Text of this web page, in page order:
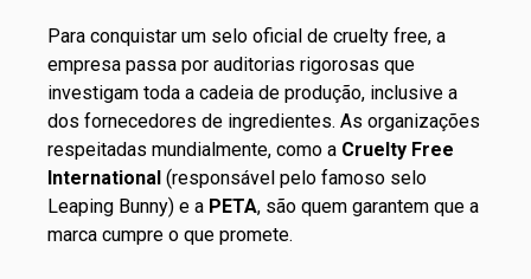
Para conquistar um selo oficial de cruelty free, a
empresa passa por auditorias rigorosas que
investigam toda a cadeia de produção, inclusive a
dos fornecedores de ingredientes. As organizações
respeitadas mundialmente, como a Cruelty Free
International (responsável pelo famoso selo
Leaping Bunny) e a PETA, são quem garantem que a
marca cumpre o que promete.